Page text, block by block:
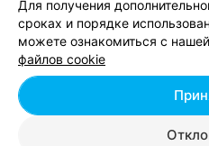
Для получения
сроках и порядке
можете ознакомиться с нашей
файлов cookie